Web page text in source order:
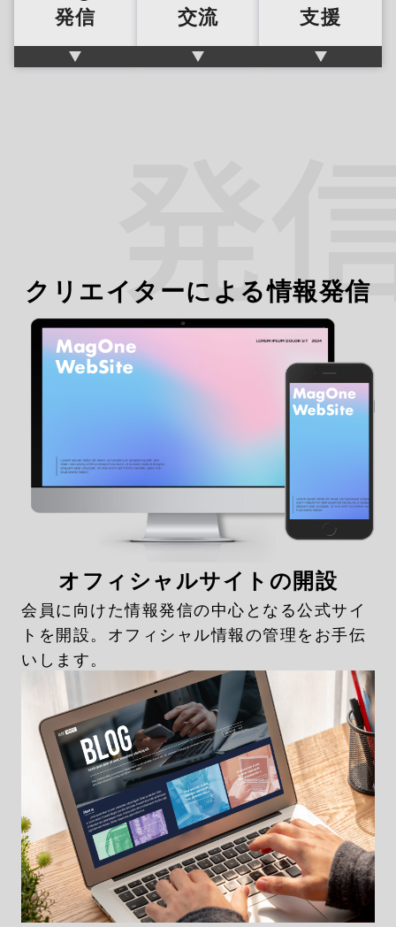
発信 交流 支援
クリエイターによる情報発信
オフィシャルサイトの開設
会員に向けた情報発信の中心となる公式サイ
トを開設。オフィシャル情報の管理をお手伝
いします。